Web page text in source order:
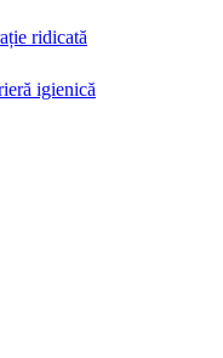
ridicată
igienică